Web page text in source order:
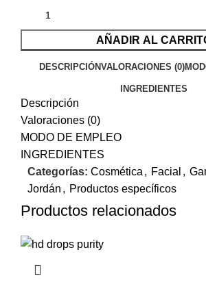
AÑADIR AL
DESCRIPCIÓNVALORACIONES (0)
INGREDIENTES
Descripción
Valoraciones (0)
MODO DE EMPLEO
INGREDIENTES
Categorías: Cosmética , Facial ,
Jordán , Productos específicos
Productos relacionados